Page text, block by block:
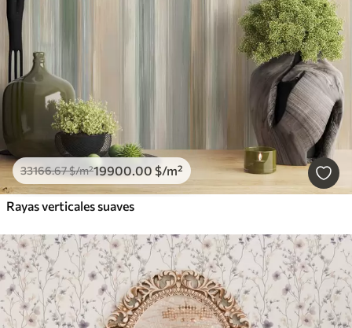
33166.67$/m²19900.00 $/m²
Rayas verticales suaves